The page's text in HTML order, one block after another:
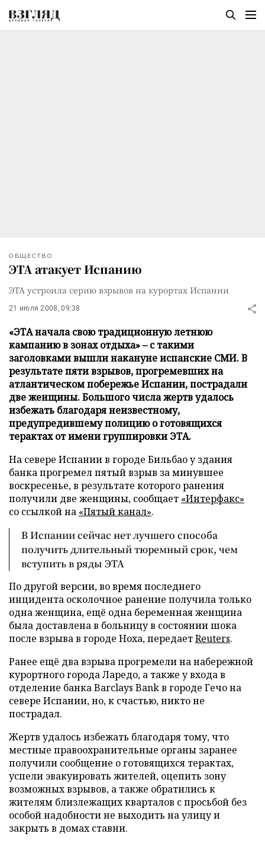
ОБЩЕСТВО
ЭТА атакует Испанию
ЭТА устроила серию взрывов на курортах Испании
21 июля 2008, 09:38
«ЭТА начала свою традиционную летнюю
кампанию в зонах отдыха» – с такими
заголовками вышли накануне испанские СМИ. В
результате пяти взрывов, прогремевших на
атлантическом побережье Испании, пострадали
две женщины. Большого числа жертв удалось
избежать благодаря неизвестному,
предупредившему полицию о готовящихся
терактах от имени группировки ЭТА.
На севере Испании в городе Бильбао у здания
банка прогремел пятый взрыв за минувшее
воскресенье, в результате которого ранения
получили две женщины, сообщает «Интерфакс»
со ссылкой на «Пятый канал».
В Испании сейчас нет лучшего способа
получить длительный тюремный срок, чем
вступить в ряды ЭТА
По другой версии, во время последнего
инцидента осколочное ранение получила только
одна женщина, ещё одна беременная женщина
была доставлена в больницу в состоянии шока
после взрыва в городе Ноха, передаетReuters.
Ранее ещё два взрыва прогремели на набережной
курортного города Ларедо, а также у входа в
отделение банка Barclays Bank в городе Гечо на
севере Испании, но, к счастью, никто не
пострадал.
Жертв удалось избежать благодаря тому, что
местные правоохранительные органы заранее
получили сообщение о готовящихся терактах,
успели эвакуировать жителей, оцепить зону
возможных взрывов, а также обратились к
жителям близлежащих кварталов с просьбой без
особой надобности не выходить на улицу и
закрыть в домах ставни.